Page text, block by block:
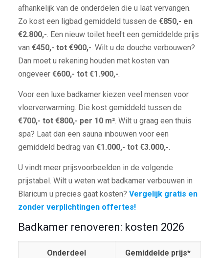
afhankelijk van de onderdelen die u laat vervangen.
Zo kost een ligbad gemiddeld tussen de €850,- en
€2.800,-. Een nieuw toilet heeft een gemiddelde prijs
van €450,- tot €900,-. Wilt u de douche verbouwen?
Dan moet u rekening houden met kosten van
ongeveer €600,- tot €1.900,-.
Voor een luxe badkamer kiezen veel mensen voor
vloerverwarming. Die kost gemiddeld tussen de
€700,- tot €800,- per 10 m². Wilt u graag een thuis
spa? Laat dan een sauna inbouwen voor een
gemiddeld bedrag van €1.000,- tot €3.000,-.
U vindt meer prijsvoorbeelden in de volgende
prijstabel. Wilt u weten wat badkamer verbouwen in
Blaricum u precies gaat kosten? Vergelijk gratis en
zonder verplichtingen offertes!
Badkamer renoveren: kosten 2026
Onderdeel Gemiddelde prijs*